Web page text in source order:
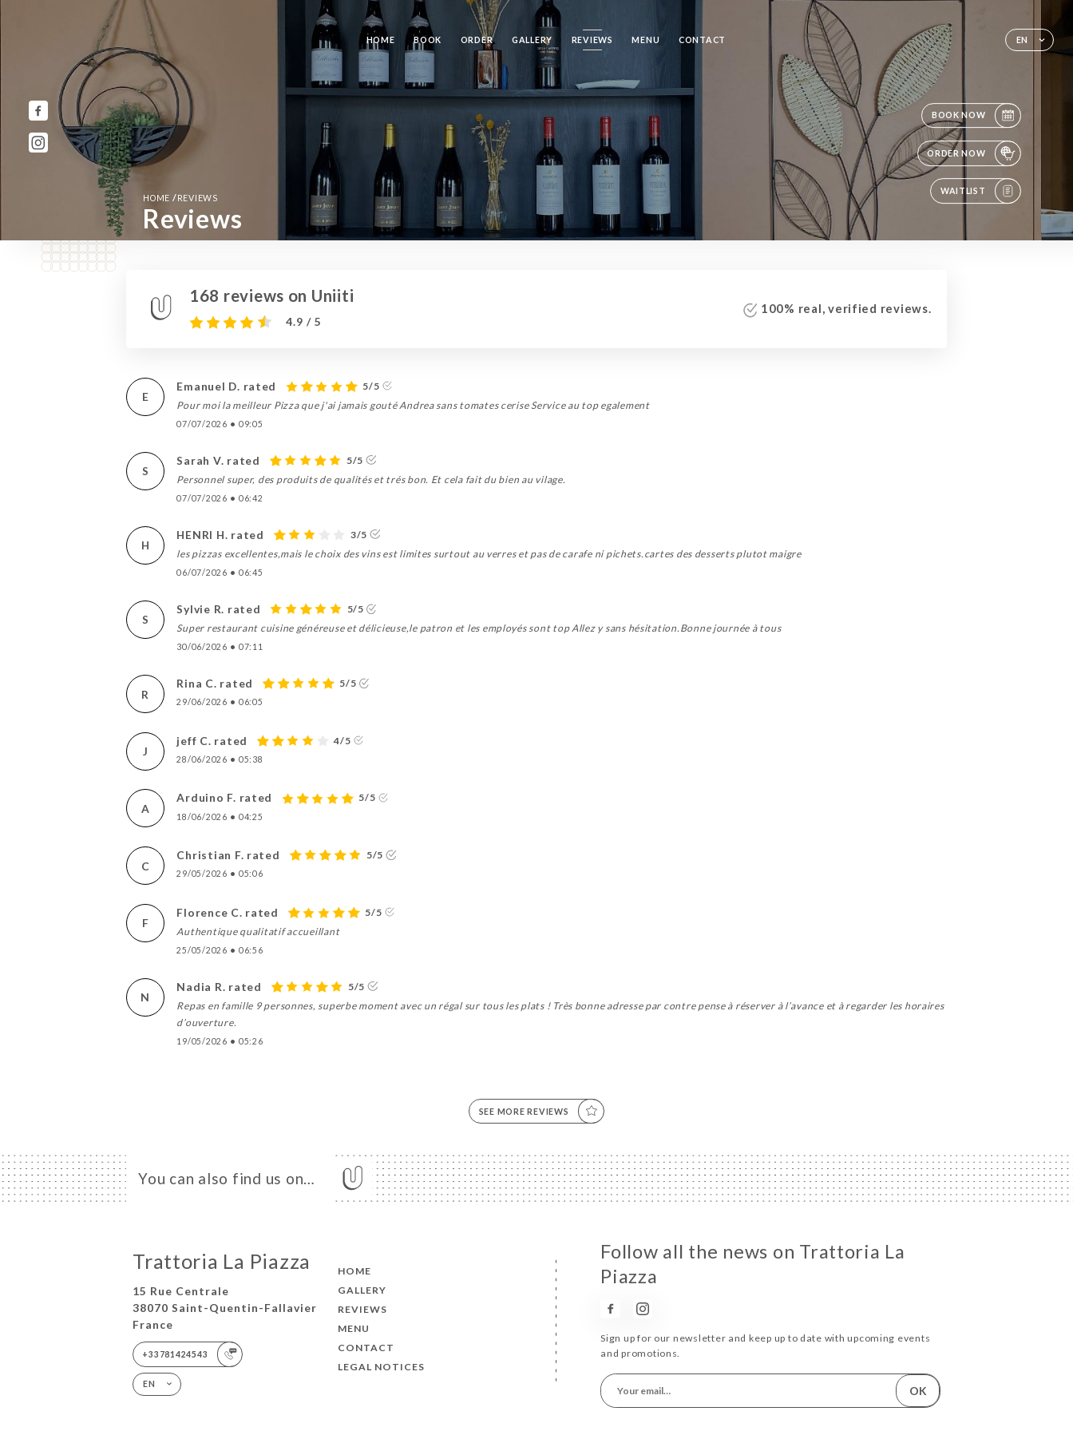
EN
HOME BOOK ORDER GALLERY REVIEWS MENU CONTACT
BOOK NOW
ORDER NOW
WAITLIST
HOME / REVIEWS
Reviews
168 reviews on Uniiti
4.9 / 5
100% real, verified reviews.
E
Emanuel D. rated
5/5
Pour moi la meilleur Pizza que j'ai jamais gouté Andrea sans tomates cerise Service au top egalement
07/07/2026 • 09:05
S
Sarah V. rated
5/5
Personnel super, des produits de qualités et trés bon. Et cela fait du bien au vilage.
07/07/2026 • 06:42
H
HENRI H. rated
3/5
les pizzas excellentes,mais le choix des vins est limites surtout au verres et pas de carafe ni pichets.cartes des desserts plutot maigre
06/07/2026 • 06:45
S
Sylvie R. rated
5/5
Super restaurant cuisine généreuse et délicieuse,le patron et les employés sont top Allez y sans hésitation.Bonne journée à tous
30/06/2026 • 07:11
R
Rina C. rated 5/5
29/06/2026 • 06:05
J
jeff C. rated 4/5
28/06/2026 • 05:38
A
Arduino F. rated 5/5
18/06/2026 • 04:25
C
Christian F. rated 5/5
29/05/2026 • 05:06
F
Florence C. rated
5/5
Authentique qualitatif accueillant
25/05/2026 • 06:56
N
Nadia R. rated
5/5
Repas en famille 9 personnes, superbe moment avec un régal sur tous les plats ! Très bonne adresse par contre pense à réserver à l’avance et à regarder les horaires
d’ouverture.
19/05/2026 • 05:26
SEE MORE REVIEWS
You can also find us on…
Trattoria La Piazza
15 Rue Centrale
38070 Saint-Quentin-Fallavier
France
+33781424543
EN
HOME
GALLERY
REVIEWS
MENU
CONTACT
LEGAL NOTICES
Follow all the news on Trattoria La
Piazza
Sign up for our newsletter and keep up to date with upcoming events
and promotions.
OK